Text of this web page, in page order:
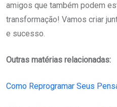
amigos que também podem
transformação! Vamos criar
e sucesso.
Outras matérias relacionadas:
Como Reprogramar Seus